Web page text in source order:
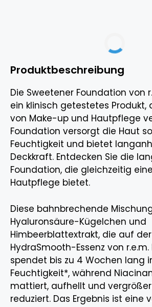
Produktbeschreibung
Die Sweetener Foundation von
ein klinisch getestetes Produkt,
von Make-up und Hautpflege
Foundation versorgt die Haut
Feuchtigkeit und bietet
Deckkraft. Entdecken Sie die
Foundation, die gleichzeitig
Hautpflege bietet.
Diese bahnbrechende
Hyaluronsäure-Kügelchen und
Himbeerblattextrakt, die auf der
HydraSmooth-Essenz von
spendet bis zu 4 Wochen lang
Feuchtigkeit*, während
mattiert, aufhellt und
reduziert. Das Ergebnis ist eine